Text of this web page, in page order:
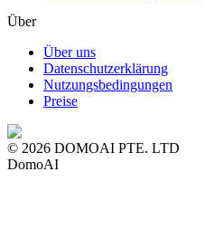
Über
Über uns
Datenschutzerklärung
Nutzungsbedingungen
Preise
© 2026 DOMOAI PTE. LTD
DomoAI